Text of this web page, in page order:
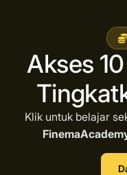
Akses
Klik untuk belajar